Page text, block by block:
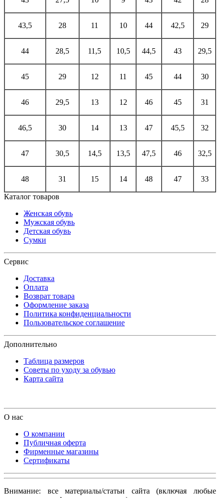
43,5 28 11 10 44 42,5 29
44 28,5 11,5 10,5 44,5 43 29,5
45 29 12 11 45 44 30
46 29,5 13 12 46 45 31
46,5 30 14 13 47 45,5 32
47 30,5 14,5 13,5 47,5 46 32,5
48 31 15 14 48 47 33
Каталог товаров
Женская обувь
Мужская обувь
Детская обувь
Сумки
Сервис
Доставка
Оплата
Возврат товара
Оформление заказа
Политика конфиденциальности
Пользовательское соглашение
Дополнительно
Таблица размеров
Советы по уходу за обувью
Карта сайта
О нас
О компании
Публичная оферта
Фирменные магазины
Сертификаты
Внимание: все материалы/статьи сайта (включая любые